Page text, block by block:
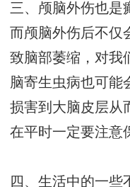
三、颅脑外伤也是
而颅脑外伤后不仅
致脑部萎缩，对我
脑寄生虫病也可能
损害到大脑皮层从
在平时一定要注意
四、生活中的一些